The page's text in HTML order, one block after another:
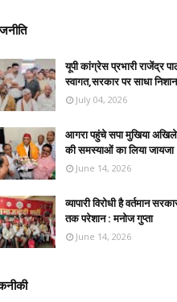
यूपी कांग्रेस प्रभारी राजेंद्र
स्वागत,सरकार पर साधा
July 04, 2026
आगरा पहुंचे सपा मुखिया
की समस्याओं का लिया जायजा
June 14, 2026
व्यापारी विरोधी है वर्तमान
तक परेशान : मनोज गुप्ता
June 14, 2026